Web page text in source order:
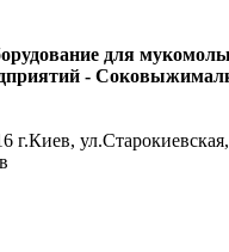
для
-
г.Киев,